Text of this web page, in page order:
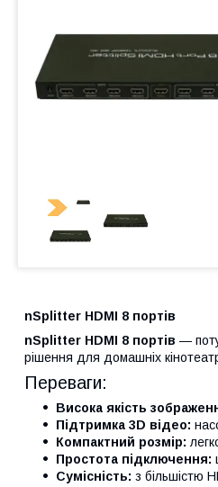
nSplitter HDMI 8 портів
nSplitter HDMI 8 портів —
рішення для домашніх
Переваги:
Висока якість
Підтримка 3D відео:
Компактний розмір:
Простота підключення:
Сумісність: з більшістю